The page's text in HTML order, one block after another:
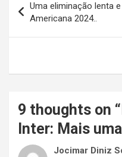
de
Post
Uma eliminação lenta
Americana 2024..
9 thoughts on “
Inter: Mais
Jocimar Diniz